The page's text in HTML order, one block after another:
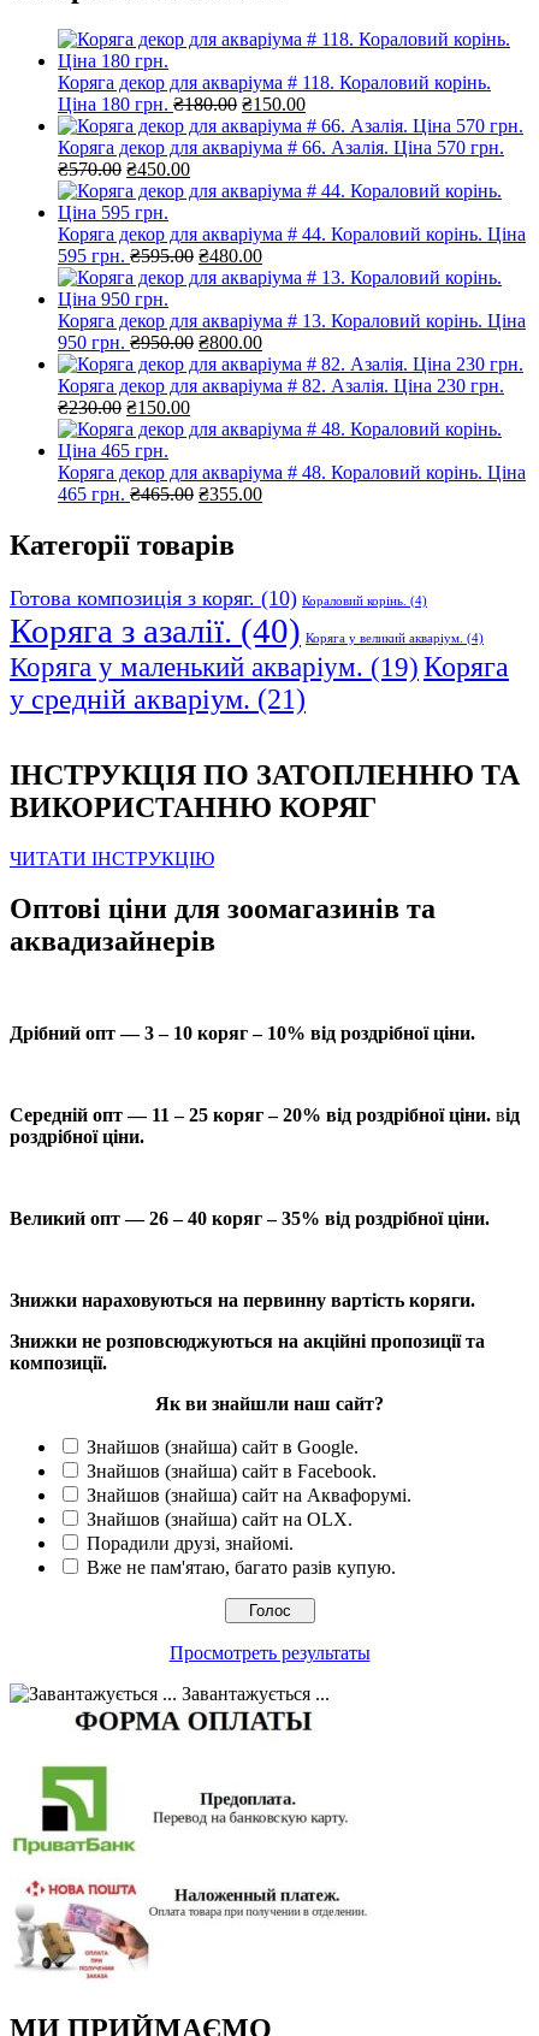
Коряга декор для акваріума # 118. Кораловий корінь.
Ціна 180 грн. ₴180.00 Оригінальна
ціна:
₴180.00.
₴150.00Поточна
ціна:
₴150.00.
Коряга декор для акваріума # 66. Азалія. Ціна 570 грн.
₴570.00 Оригінальна
ціна:
₴570.00.
₴450.00Поточна
ціна:
Коряга декор для акваріума # 44. Кораловий корінь. Ціна
595 грн. ₴595.00 Оригінальна
ціна:
₴480.00Поточна
ціна:
Коряга декор для акваріума # 13. Кораловий корінь. Ціна
950 грн. ₴950.00 Оригінальна
ціна:
₴950.00.
₴800.00Поточна
ціна:
₴800.00.
Коряга декор для акваріума # 82. Азалія. Ціна 230 грн.
₴230.00 Оригінальна
ціна:
₴230.00.
₴150.00Поточна
ціна:
Коряга декор для акваріума # 48. Кораловий корінь. Ціна
465 грн. ₴465.00 Оригінальна
₴465.00.
₴355.00Поточна
Категорії товарів
Готова композиція з коряг. (10) Кораловий корінь. (4)
Коряга з азалії. (40) Коряга у великий акваріум. (4)
Коряга у маленький акваріум. (19) Коряга
у средній акваріум. (21)
ІНСТРУКЦІЯ ПО ЗАТОПЛЕННЮ ТА
ВИКОРИСТАННЮ КОРЯГ
ЧИТАТИ ІНСТРУКЦІЮ
Оптові ціни для зоомагазинів та
аквадизайнерів
Дрібний опт — 3 – 10 коряг – 10% від роздрібної ціни.
Середній опт — 11 – 25 коряг – 20% від роздрібної ціни. від
роздрібної ціни.
Великий опт — 26 – 40 коряг – 35% від роздрібної ціни.
Знижки нараховуються на первинну вартість коряги.
Знижки не розповсюджуються на акційні пропозиції та
композиції.
Як ви знайшли наш сайт?
Знайшов (знайша) сайт в Google.
Знайшов (знайша) сайт в Facebook.
Знайшов (знайша) сайт на Аквафорумі.
Знайшов (знайша) сайт на OLX.
Порадили друзі, знайомі.
Вже не пам'ятаю, багато разів купую.
Просмотреть результаты
Завантажується ...
МИ ПРИЙМАЄМО